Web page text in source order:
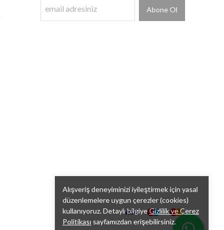
Alışveriş deneyiminizi iyileştirmek için yasal
düzenlemelere uygun çerezler (cookies)
kullanıyoruz. Detaylı bilgiyeGizlilik ve Çerez
Politikası sayfamızdan erişebilirsiniz.
Abone Ol